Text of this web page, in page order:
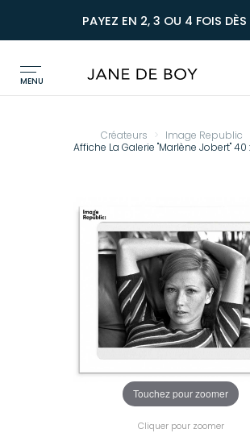
PAYEZ EN 2, 3 OU 4 FOIS
MENU
Créateurs
Image Republic
Affiche La Galerie "Marlène Jobert"
Touchez pour zoomer
Cliquer pour zoomer